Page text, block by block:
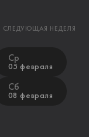
СЛЕДУЮЩАЯ НЕДЕЛЯ
Ср
05 февраля
Сб
08 февраля